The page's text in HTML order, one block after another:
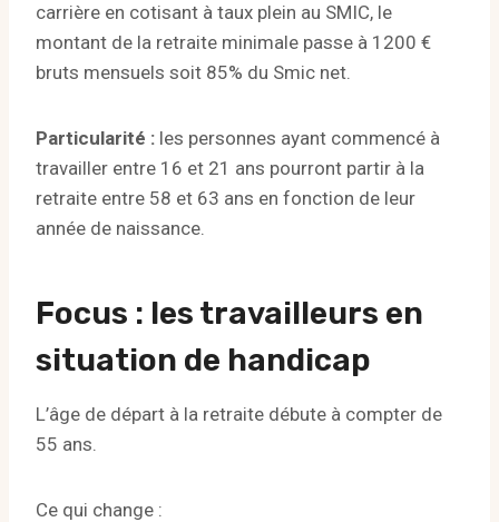
carrière en cotisant à taux plein au SMIC, le
montant de la retraite minimale passe à 1200 €
bruts mensuels soit 85% du Smic net.
Particularité : les personnes ayant commencé à
travailler entre 16 et 21 ans pourront partir à la
retraite entre 58 et 63 ans en fonction de leur
année de naissance.
Focus : les travailleurs en
situation de handicap
L’âge de départ à la retraite débute à compter de
55 ans.
Ce qui change :